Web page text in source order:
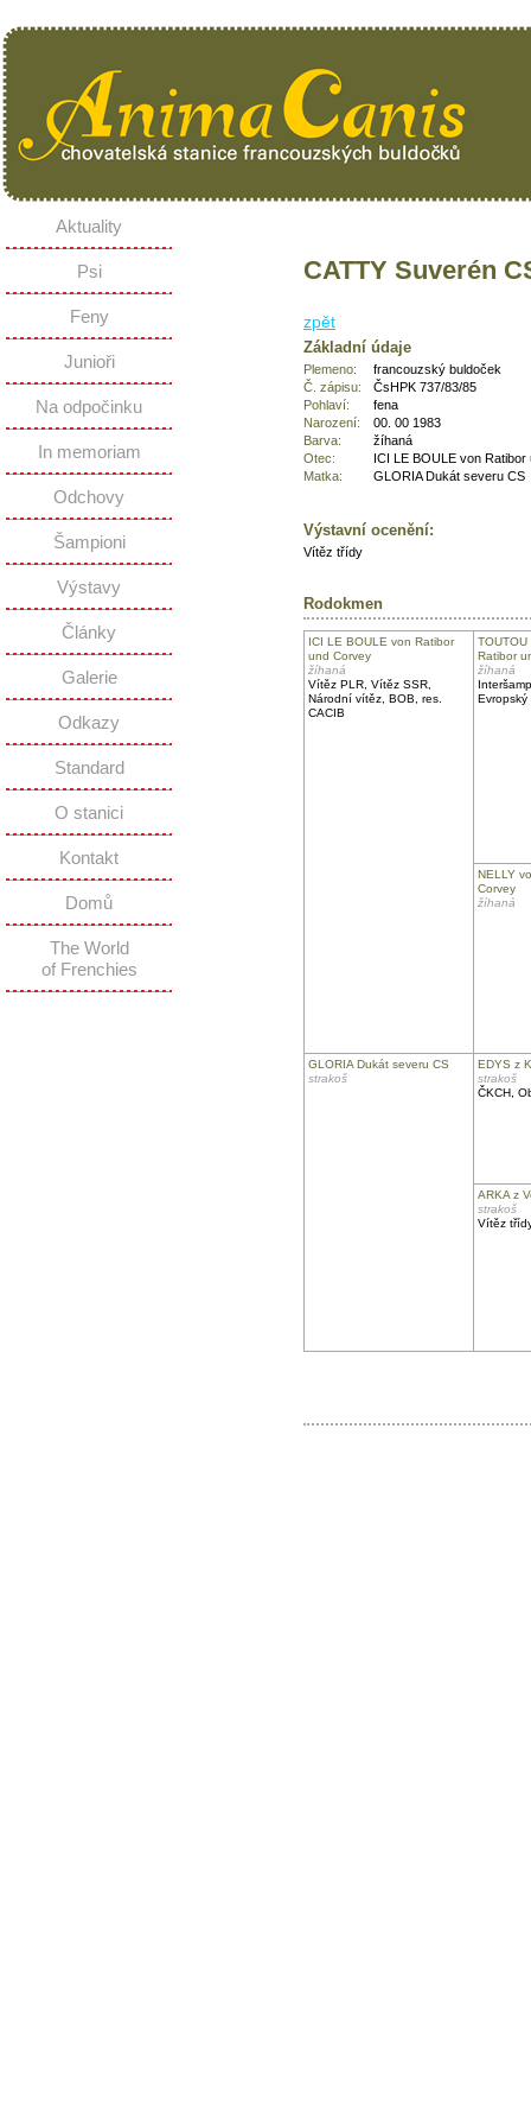
Aktuality
Psi
Feny
Junioři
Na odpočinku
In memoriam
Odchovy
Šampioni
Výstavy
Články
Galerie
Odkazy
Standard
O stanici
Kontakt
Domů
The World
of Frenchies
CATTY Suverén
zpět
Základní údaje
Plemeno:
francouzský buldoček
Č. zápisu:
ČsHPK 737/83/85
Pohlaví:
fena
Narození:
00. 00 1983
Barva:
žíhaná
Otec:
ICI LE BOULE von
Matka:
GLORIA Dukát severu CS
Výstavní ocenění:
Vítěz třídy
Rodokmen
ICI LE BOULE von Ratibor
und Corvey
žíhaná
Vítěz PLR, Vítěz SSR,
Národní vítěz, BOB, res.
CACIB
Ratibor
žíhaná
NELLY
Corvey
žíhaná
GLORIA Dukát severu CS
strakoš
EDYS z
strakoš
ČKCH,
ARKA z
strakoš
Vítěz